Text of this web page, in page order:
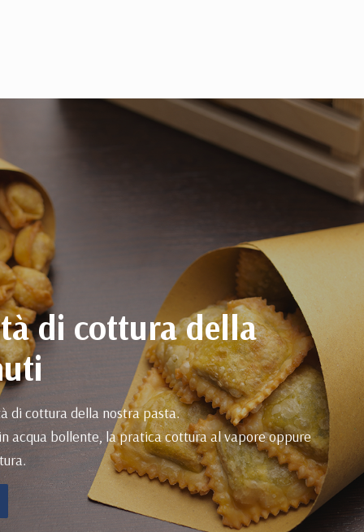
di cottura della
di cottura della nostra pasta.
acqua bollente, la pratica cottura al vapore oppure